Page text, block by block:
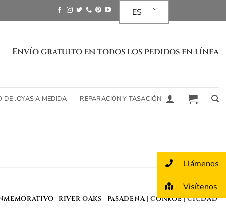
ES
Envío gratuito en todos los pedidos en línea
DE JOYAS A MEDIDA REPARACIÓN Y TASACIÓN
| RIVER OAKS | PASADENA |CONROE|CIUDAD
Llámenos
Visítenos